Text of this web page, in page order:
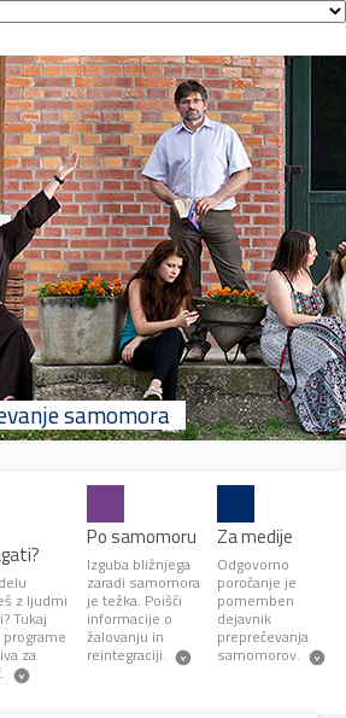
samomora
z ljudmi
Tukaj
za
Po samomoru
Izguba bližnjega
zaradi samomora
je težka. Poišči
informacije o
žalovanju in
reintegraciji.
Za medije
Odgovorno
poročanje je
pomemben
dejavnik
preprečevanja
samomorov.